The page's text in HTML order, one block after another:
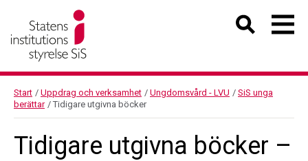
Start / Uppdrag och verksamhet / Ungdomsvård - LVU / SiS unga
berättar / Tidigare utgivna böcker
Tidigare utgivna böcker –